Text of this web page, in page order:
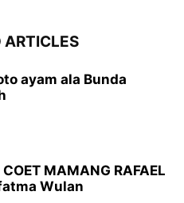
ARTICLES
ayam ala Bunda
COET MAMANG RAFAEL
Wulan